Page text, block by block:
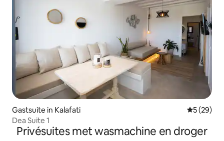
Gastsuite in Kalafati
5 (29)
Dea Suite 1
Privésuites met wasmachine en droger